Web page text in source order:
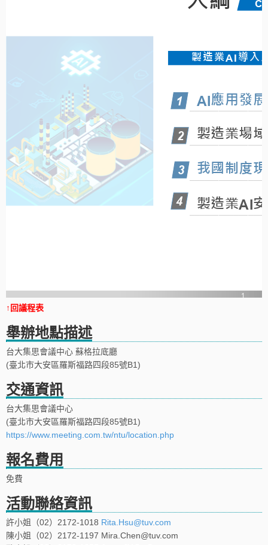
↑回議程表
舉辦地點描述
台大集思會議中心 蘇格拉底廳
(臺北市大安區羅斯福路四段85號B1)
交通資訊
台大集思會議中心
(臺北市大安區羅斯福路四段85號B1)
https://www.meeting.com.tw/ntu/location.php
報名費用
免費
活動聯絡資訊
許小姐（02）2172-1018 Rita.Hsu@tuv.com
陳小姐（02）2172-1197 Mira.Chen@tuv.com